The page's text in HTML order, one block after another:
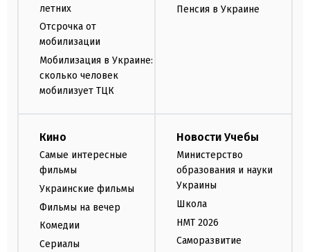
летних
Отсрочка от
мобилизации
Мобилизация в Украине:
сколько человек
мобилизует ТЦК
Пенсия в Украине
Кино
Самые интересные
фильмы
Украинские фильмы
Фильмы на вечер
Комедии
Сериалы
Новости Учебы
Министерство
образования и науки
Украины
Школа
НМТ 2026
Саморазвитие